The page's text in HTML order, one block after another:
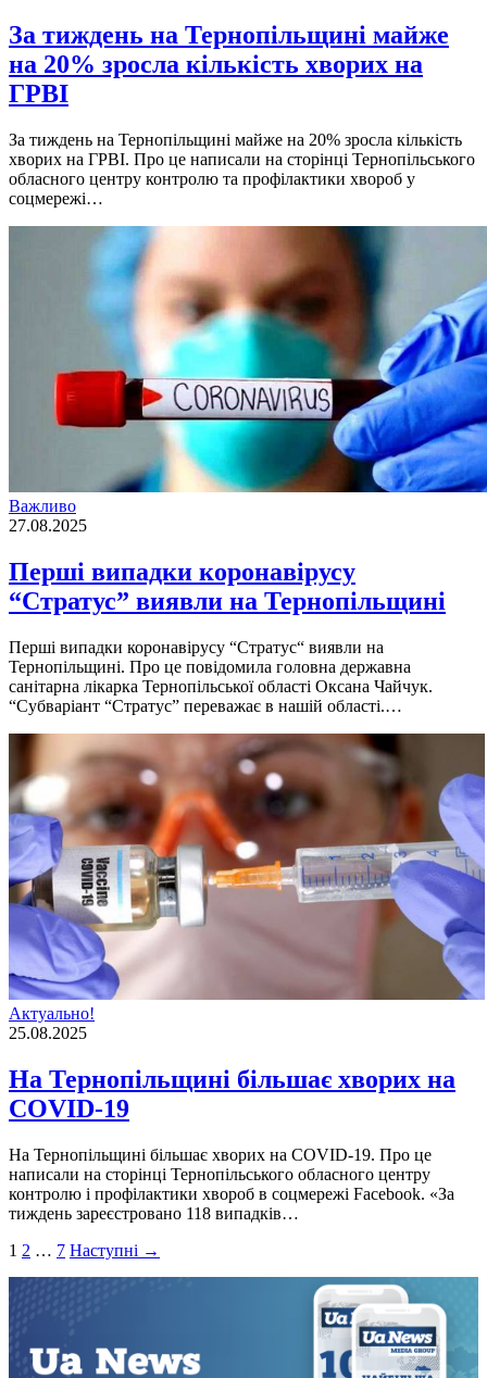
За тиждень на Тернопільщині майже
на 20% зросла кількість хворих на
ГРВІ
За тиждень на Тернопільщині майже на 20% зросла кількість
хворих на ГРВІ. Про це написали на сторінці Тернопільського
обласного центру контролю та профілактики хвороб у
соцмережі…
Важливо
27.08.2025
Перші випадки коронавірусу
“Стратус” виявли на Тернопільщині
Перші випадки коронавірусу “Стратус“ виявли на
Тернопільщині. Про це повідомила головна державна
санітарна лікарка Тернопільської області Оксана Чайчук.
“Субваріант “Стратус” переважає в нашій області.…
Актуально!
25.08.2025
На Тернопільщині більшає хворих на
COVID-19
На Тернопільщині більшає хворих на COVID-19. Про це
написали на сторінці Тернопільського обласного центру
контролю і профілактики хвороб в соцмережі Facebook. «За
тиждень зареєстровано 118 випадків…
Пагінація
записів
1 2 … 7 Наступні →